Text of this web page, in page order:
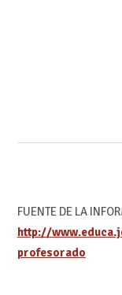
FUENTE DE LA
http://
profesorado